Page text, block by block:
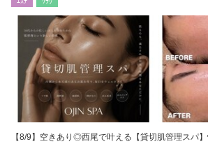
【8/9】空きあり◎西尾で叶える【貸切肌管理スパ